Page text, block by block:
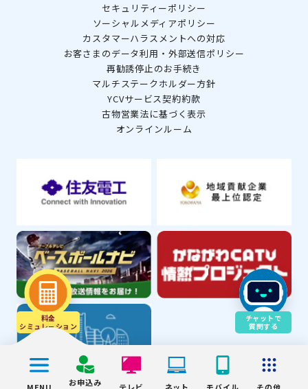
お申込み
料金
シミュレ－ション
セキュリティーポリシー
ソーシャルメディアポリシー
カスタマーハラスメントへの対応
お客さまのデータ利用・外部送信ポリシー
再勧誘停止のお手続き
マルチステークホルダー方針
YCVサービス契約約款
古物営業法に基づく表示
オンラインルーム
チャットで
質問する